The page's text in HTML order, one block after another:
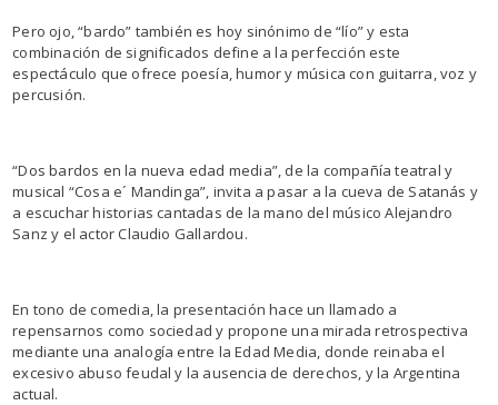
Pero ojo, “bardo” también es hoy sinónimo de “lío” y esta
combinación de significados define a la perfección este
espectáculo que ofrece poesía, humor y música con guitarra, voz y
percusión.
“Dos bardos en la nueva edad media”, de la compañía teatral y
musical “Cosa e´ Mandinga”, invita a pasar a la cueva de Satanás y
a escuchar historias cantadas de la mano del músico Alejandro
Sanz y el actor Claudio Gallardou.
En tono de comedia, la presentación hace un llamado a
repensarnos como sociedad y propone una mirada retrospectiva
mediante una analogía entre la Edad Media, donde reinaba el
excesivo abuso feudal y la ausencia de derechos, y la Argentina
actual.